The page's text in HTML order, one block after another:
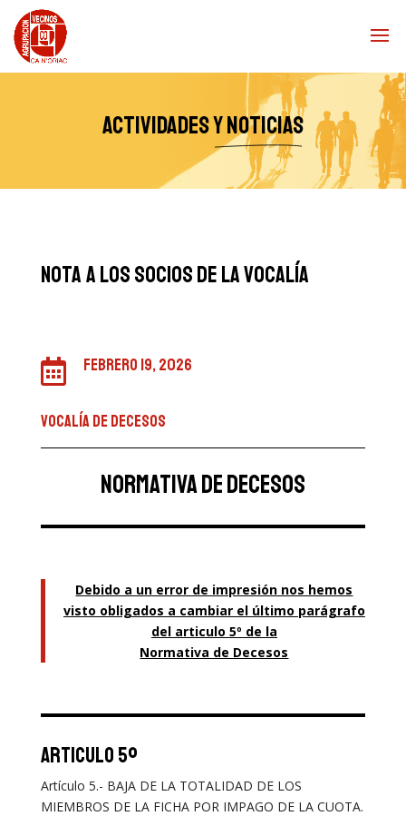
Actividadesy noticias
nota a los socios de la vocalía
 febrero 19, 2026
Vocalía de decesos
normativa de decesos
Debido a un error de impresión nos hemos
visto obligados a cambiar el último parágrafo
del articulo 5º de la
Normativa de Decesos
articulo 5º
Artículo 5.- BAJA DE LA TOTALIDAD DE LOS
MIEMBROS DE LA FICHA POR IMPAGO DE LA CUOTA.